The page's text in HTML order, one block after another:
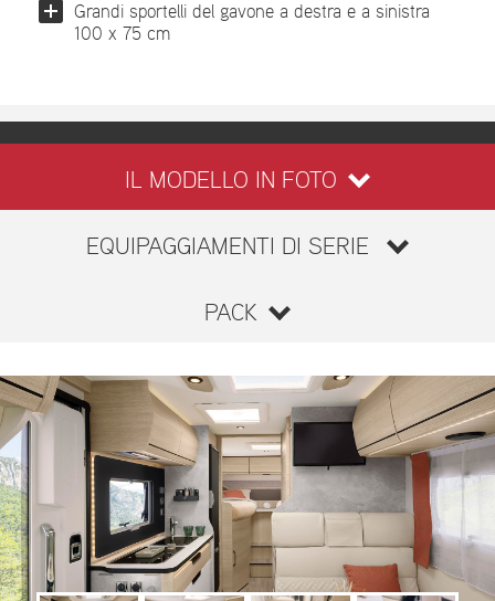
Grandi sportelli del gavone a destra e a sinistra
100 x 75 cm
IL MODELLO IN FOTO
EQUIPAGGIAMENTI DI SERIE
PACK